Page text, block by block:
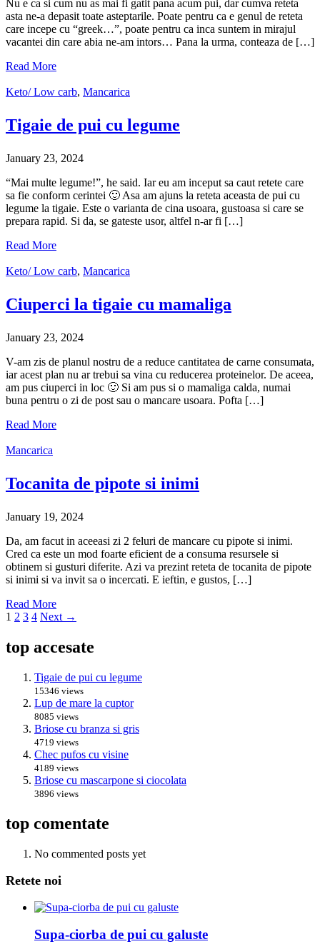
Nu e ca si cum nu as mai fi gatit pana acum pui, dar cumva reteta
asta ne-a depasit toate asteptarile. Poate pentru ca e genul de reteta
care incepe cu “greek…”, poate pentru ca inca suntem in mirajul
vacantei din care abia ne-am intors… Pana la urma, conteaza de […]
Read More
Keto/ Low carb, Mancarica
Tigaie de pui cu legume
January 23, 2024
“Mai multe legume!”, he said. Iar eu am inceput sa caut retete care
sa fie conform cerintei 🙂 Asa am ajuns la reteta aceasta de pui cu
legume la tigaie. Este o varianta de cina usoara, gustoasa si care se
prepara rapid. Si da, se gateste usor, altfel n-ar fi […]
Read More
Keto/ Low carb, Mancarica
Ciuperci la tigaie cu mamaliga
January 23, 2024
V-am zis de planul nostru de a reduce cantitatea de carne consumata,
iar acest plan nu ar trebui sa vina cu reducerea proteinelor. De aceea,
am pus ciuperci in loc 🙂 Si am pus si o mamaliga calda, numai
buna pentru o zi de post sau o mancare usoara. Pofta […]
Read More
Mancarica
Tocanita de pipote si inimi
January 19, 2024
Da, am facut in aceeasi zi 2 feluri de mancare cu pipote si inimi.
Cred ca este un mod foarte eficient de a consuma resursele si
obtinem si gusturi diferite. Azi va prezint reteta de tocanita de pipote
si inimi si va invit sa o incercati. E ieftin, e gustos, […]
Read More
1 2 3 4 Next →
top accesate
Tigaie de pui cu legume
15346 views
Lup de mare la cuptor
8085 views
Briose cu branza si gris
4719 views
Chec pufos cu visine
4189 views
Briose cu mascarpone si ciocolata
3896 views
top comentate
No commented posts yet
Retete noi
Supa-ciorba de pui cu galuste